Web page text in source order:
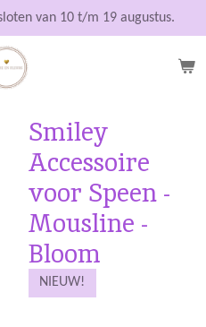
van 10 t/m 19 augustus.
Smiley
Accessoire
voor Speen -
Mousline -
Bloom
NIEUW!